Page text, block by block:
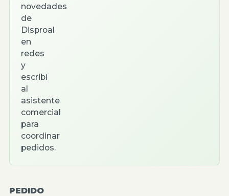
novedades
de
Disproal
en
redes
y
escribí
al
asistente
comercial
para
coordinar
pedidos.
PEDIDO